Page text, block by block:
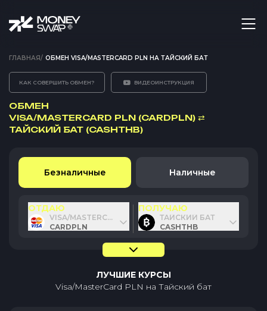
ГЛАВНАЯ/ ОБМЕН VISA/MASTERCARD PLN НА ТАЙСКИЙ БАТ
КАК СОВЕРШИТЬ ОБМЕН? ВИДЕОИНСТРУКЦИЯ
ОБМЕН
VISA/MASTERCARD PLN (CARDPLN) ⇄
ТАЙСКИЙ БАТ (CASHTHB)
Безналичные Наличные
ОТДАЮ
VISA/MASTERCARD PLN
CARDPLN
ПОЛУЧАЮ
ТАЙСКИЙ БАТ
CASHTHB
ЛУЧШИЕ КУРСЫ
Visa/MasterCard PLN на Тайский бат